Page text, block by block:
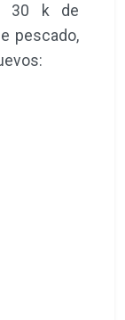
30 k de
pescado,